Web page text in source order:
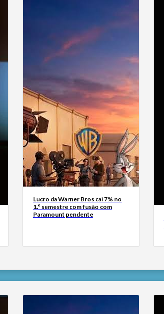
Lucro da Warner Bros cai 7% no
1.º semestre com fusão com
Paramount pendente